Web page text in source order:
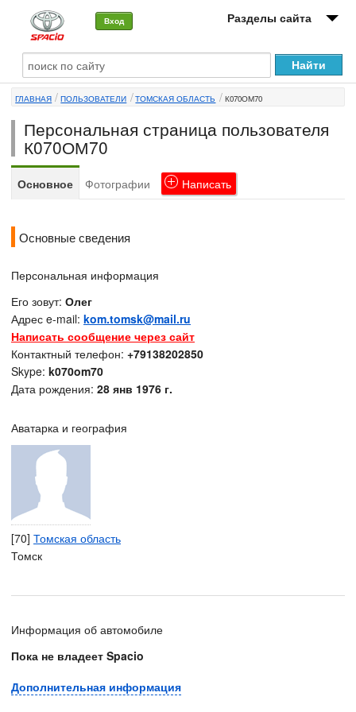
Вход Разделы сайта
О машине
Автоклуб
Форумы
Сервисы и услуги
ГЛАВНАЯ ПОЛЬЗОВАТЕЛИ ТОМСКАЯ ОБЛАСТЬ К070ОМ70
Персональная страница пользователя
К070ОМ70
Основное Фотографии Написать
Основные сведения
Персональная информация
Его зовут: Олег
Адрес e-mail: kom.tomsk@mail.ru
Написать сообщение через сайт
Контактный телефон: +79138202850
Skype: k070om70
Дата рождения: 28 янв 1976 г.
Аватарка и география
[70] Томская область
Томск
Информация об автомобиле
Пока не владеет Spacio
Дополнительная информация